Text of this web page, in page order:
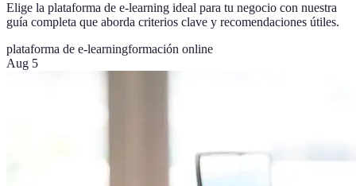
Elige la plataforma de e-learning ideal para tu negocio con nuestra
guía completa que aborda criterios clave y recomendaciones útiles.
plataforma de e-learningformación online
Aug 5